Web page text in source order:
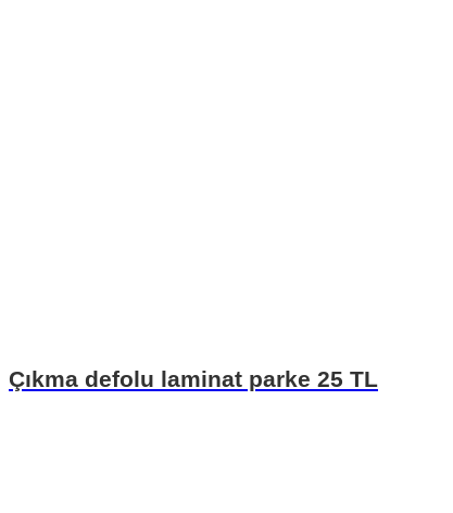
Çıkma defolu laminat parke 25 TL